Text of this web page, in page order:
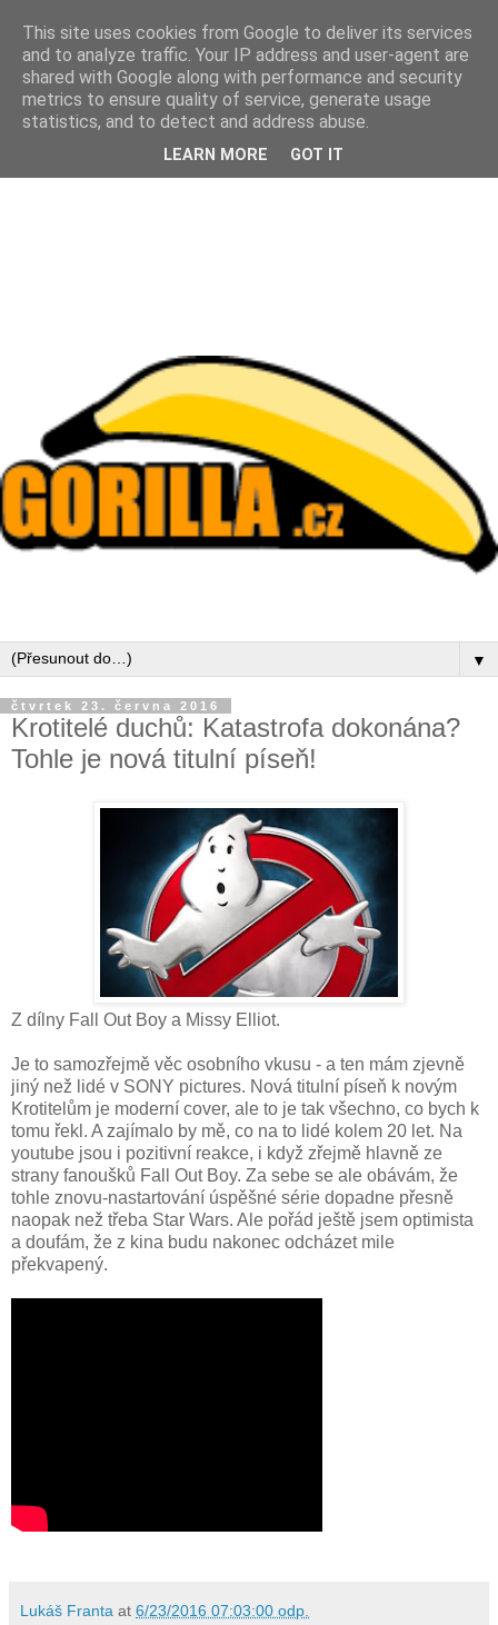
▼
čtvrtek 23. června 2016
Krotitelé duchů: Katastrofa dokonána?
Tohle je nová titulní píseň!
Z dílny Fall Out Boy a Missy Elliot.
Je to samozřejmě věc osobního vkusu - a ten mám zjevně
jiný než lidé v SONY pictures. Nová titulní píseň k novým
Krotitelům je moderní cover, ale to je tak všechno, co bych k
tomu řekl. A zajímalo by mě, co na to lidé kolem 20 let. Na
youtube jsou i pozitivní reakce, i když zřejmě hlavně ze
strany fanoušků Fall Out Boy. Za sebe se ale obávám, že
tohle znovu-nastartování úspěšné série dopadne přesně
naopak než třeba Star Wars. Ale pořád ještě jsem optimista
a doufám, že z kina budu nakonec odcházet mile
překvapený.
Lukáš Franta at 6/23/2016 07:03:00 odp.
This site uses cookies from Google to deliver its services
and to analyze traffic. Your IP address and user-agent are
shared with Google along with performance and security
metrics to ensure quality of service, generate usage
statistics, and to detect and address abuse.
LEARN MORE GOT IT